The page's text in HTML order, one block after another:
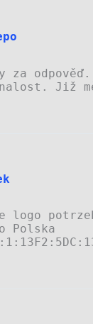
za
Již
logo
Polska